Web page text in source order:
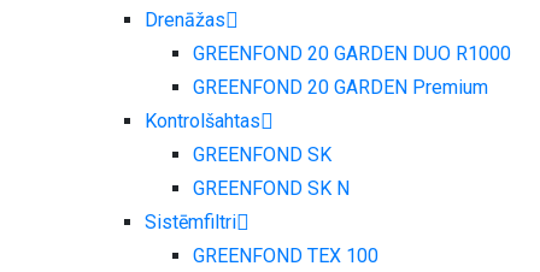
Drenāžas
GREENFOND 20 GARDEN DUO R1000
GREENFOND 20 GARDEN Premium
Kontrolšahtas
GREENFOND SK
GREENFOND SK N
Sistēmfiltri
GREENFOND TEX 100